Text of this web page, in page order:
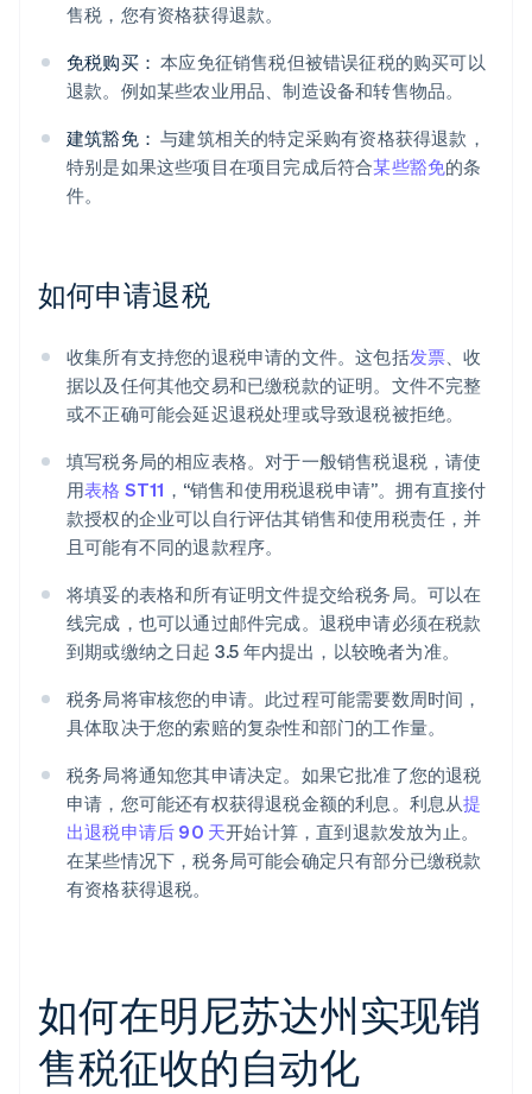
售税，您有资格获得退款。
免税购买： 本应免征销售税但被错误征税的购买可以
退款。例如某些农业用品、制造设备和转售物品。
建筑豁免： 与建筑相关的特定采购有资格获得退款，
特别是如果这些项目在项目完成后符合某些豁免的条
件。
如何申请退税
收集所有支持您的退税申请的文件。这包括发票、收
据以及任何其他交易和已缴税款的证明。文件不完整
或不正确可能会延迟退税处理或导致退税被拒绝。
填写税务局的相应表格。对于一般销售税退税，请使
用表格 ST11 ，“销售和使用税退税申请”。拥有直接付
款授权的企业可以自行评估其销售和使用税责任，并
且可能有不同的退款程序。
将填妥的表格和所有证明文件提交给税务局。可以在
线完成，也可以通过邮件完成。退税申请必须在税款
到期或缴纳之日起 3.5 年内提出，以较晚者为准。
税务局将审核您的申请。此过程可能需要数周时间，
具体取决于您的索赔的复杂性和部门的工作量。
税务局将通知您其申请决定。如果它批准了您的退税
申请，您可能还有权获得退税金额的利息。利息从提
出退税申请后 90 天开始计算，直到退款发放为止。
在某些情况下，税务局可能会确定只有部分已缴税款
有资格获得退税。
如何在明尼苏达州实现销
售税征收的自动化